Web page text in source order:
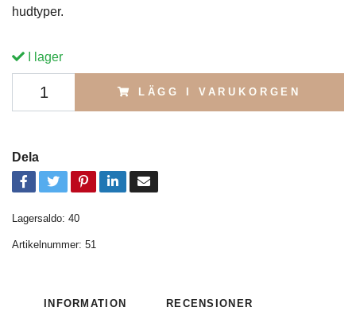
hudtyper.
I lager
LÄGG I VARUKORGEN
Dela
Lagersaldo: 40
Artikelnummer: 51
INFORMATION RECENSIONER